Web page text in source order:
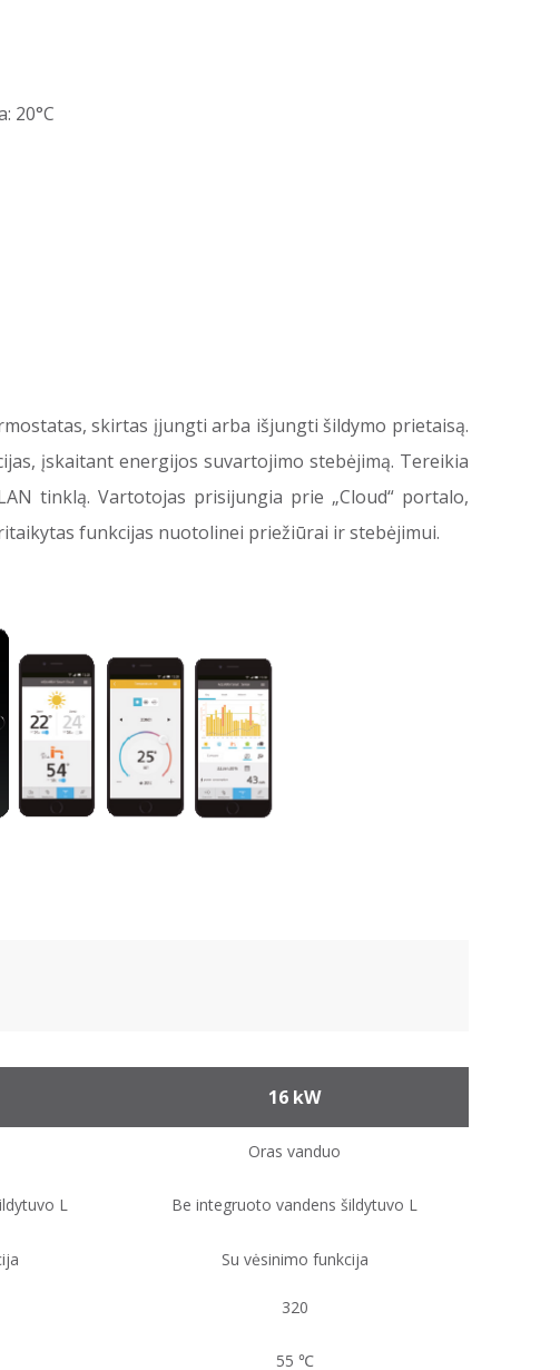
20°C
skirtas įjungti arba išjungti šildymo prietaisą.
įskaitant energijos suvartojimo stebėjimą. Tereikia
tinklą. Vartotojas prisijungia prie „Cloud“ portalo,
funkcijas nuotolinei priežiūrai ir stebėjimui.
16 kW
Oras vanduo
L Be integruoto vandens šildytuvo L
Su vėsinimo funkcija
320
55 ℃